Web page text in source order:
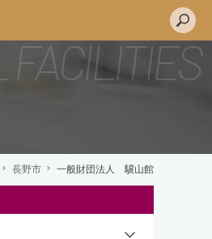
長野市 一般財団法人 驥山館